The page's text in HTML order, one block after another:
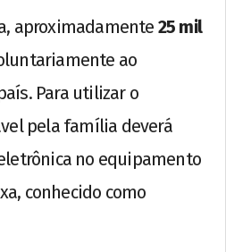
aproximadamente 25 mil
ao
Para utilizar o
pela família deverá
no equipamento
conhecido como